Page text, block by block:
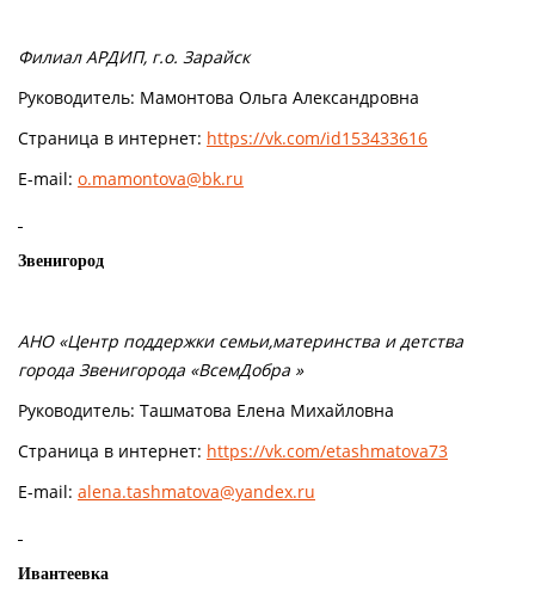
Филиал АРДИП, г.о. Зарайск
Руководитель: Мамонтова Ольга Александровна
Страница в интернет: https://vk.com/id153433616
E-mail: o.mamontova@bk.ru
Звенигород
АНО «Центр поддержки семьи,материнства и детства
города Звенигорода «ВсемДобра »
Руководитель: Ташматова Елена Михайловна
Страница в интернет: https://vk.com/etashmatova73
E-mail: alena.tashmatova@yandex.ru
Ивантеевка